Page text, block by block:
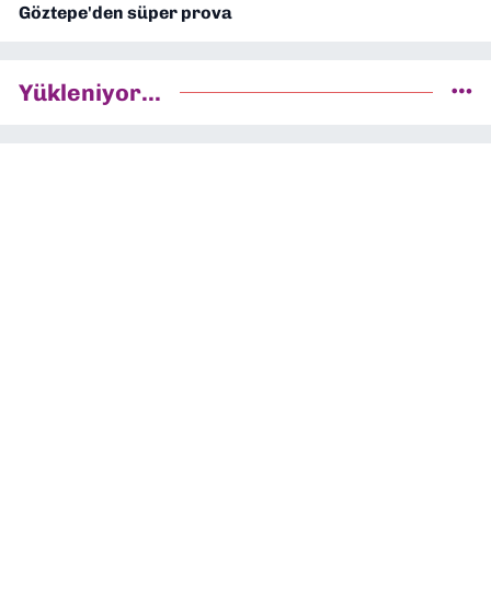
Göztepe'den süper prova
Yükleniyor...